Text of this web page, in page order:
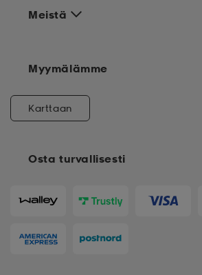
Meistä
Osta turvallisesti
Myymälämme
Karttaan